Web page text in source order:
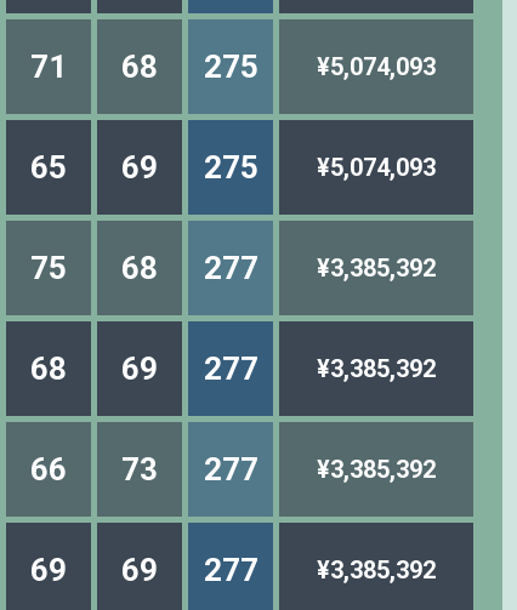
71 68 275 ¥5,074,093
65 69 275 ¥5,074,093
75 68 277 ¥3,385,392
68 69 277 ¥3,385,392
66 73 277 ¥3,385,392
69 69 277 ¥3,385,392